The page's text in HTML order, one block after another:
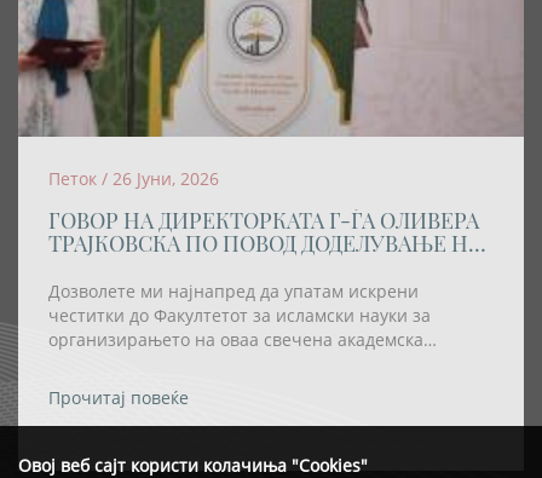
Овој веб сајт користи колачиња "Cookies"
Петок / 26 Јуни, 2026
ГОВОР НА ДИРЕКТОРКАТА Г-ЃА ОЛИВЕРА
ТРАЈКОВСКА ПО ПОВОД ДОДЕЛУВАЊЕ НА
HONORIS CAUSA” НА РЕИСОТ НА ИВЗ
Дозволете ми најнапред да упатам искрени
честитки до Факултетот за исламски науки за
организирањето на оваа свечена академска
академско признание – титулата „Doctor Honoris
Causa“ – да му биде доделена на Реис-ул-улема Хаџи
Прочитај повеќе